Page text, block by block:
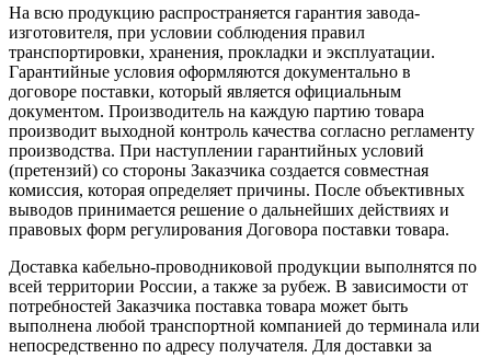
На всю продукцию распространяется гарантия завода-
изготовителя, при условии соблюдения правил
транспортировки, хранения, прокладки и эксплуатации.
Гарантийные условия оформляются документально в
договоре поставки, который является официальным
документом. Производитель на каждую партию товара
производит выходной контроль качества согласно регламенту
производства. При наступлении гарантийных условий
(претензий) со стороны Заказчика создается совместная
комиссия, которая определяет причины. После объективных
выводов принимается решение о дальнейших действиях и
правовых форм регулирования Договора поставки товара.
Доставка кабельно-проводниковой продукции выполнятся по
всей территории России, а также за рубеж. В зависимости от
потребностей Заказчика поставка товара может быть
выполнена любой транспортной компанией до терминала или
непосредственно по адресу получателя. Для доставки за